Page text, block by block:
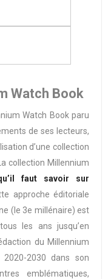
Watch Book
Watch Book paru
de ses lecteurs,
d’une collection
La collection Millennium
faut savoir sur
approche éditoriale
(le 3e millénaire) est
les ans jusqu’en
du Millennium
2030 dans son
emblématiques,